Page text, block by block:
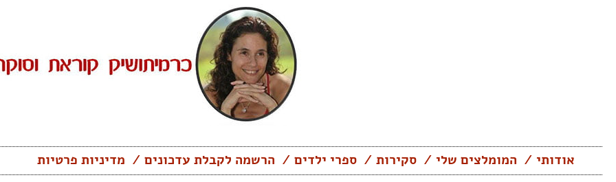
אודותי המומלצים שלי סקירות ספרי ילדים הרשמה לקבלת עדכונים מדיניות פרטיות